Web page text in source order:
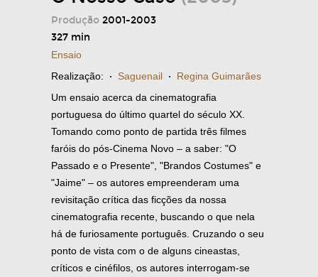
Produção 2001-2003
327 min
Ensaio
Realização: · Saguenail · Regina Guimarães
Um ensaio acerca da cinematografia
portuguesa do último quartel do século XX.
Tomando como ponto de partida três filmes
faróis do pós-Cinema Novo – a saber: "O
Passado e o Presente", "Brandos Costumes" e
"Jaime" – os autores empreenderam uma
revisitação crítica das ficções da nossa
cinematografia recente, buscando o que nela
há de furiosamente português. Cruzando o seu
ponto de vista com o de alguns cineastas,
críticos e cinéfilos, os autores interrogam-se